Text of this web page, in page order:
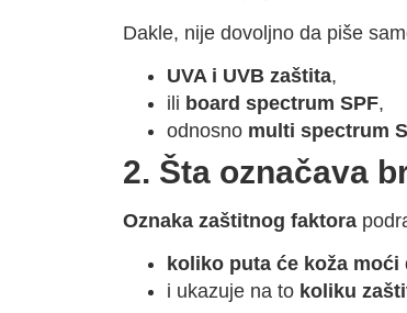
Dakle, nije dovoljno da piše
UVA i UVB zaštita,
ili board spectrum SPF,
odnosno multi spectrum
2. Šta označava
Oznaka zaštitnog faktora
koliko puta će koža
i ukazuje na to koliku